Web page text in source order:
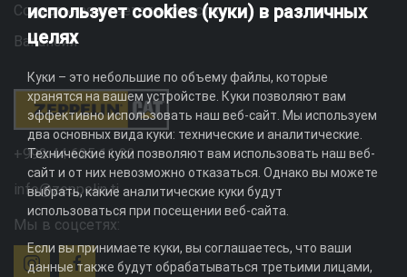
Социальная ответственность
Вакансии
+992 44 625 11 22
info@zeppelin.tj
Мы в соцсетях:
использует cookies (куки) в различных
целях
Куки – это небольшие по объему файлы, которые
хранятся на вашем устройстве. Куки позволяют вам
эффективно использовать наш веб-сайт. Мы используем
два основных вида куки: технические и аналитические.
Технические куки позволяют вам использовать наш веб-
сайт и от них невозможно отказаться. Однако вы можете
выбрать, какие аналитические куки будут
использоваться при посещении веб-сайта.
Если вы принимаете куки, вы соглашаетесь, что ваши
данные также будут обрабатываться третьими лицами,